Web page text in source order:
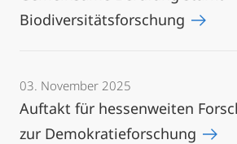
Biodiversitätsforschung
03. November 2025
Auftakt für hessenweiten
zur Demokratieforschung